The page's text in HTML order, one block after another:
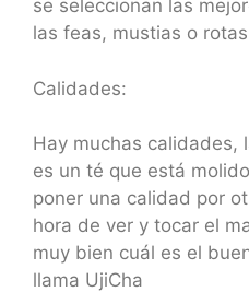
se seleccionan las
las feas, mustias o rotas
Calidades:
Hay muchas calidades,
es un té que está
poner una calidad por
hora de ver y tocar el
muy bien cuál es el
llama UjiCha